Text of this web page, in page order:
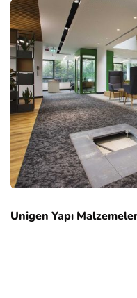
Unigen Yapı